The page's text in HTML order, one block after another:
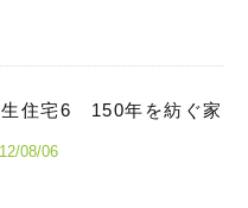
住宅6 150年を紡ぐ家
08/06